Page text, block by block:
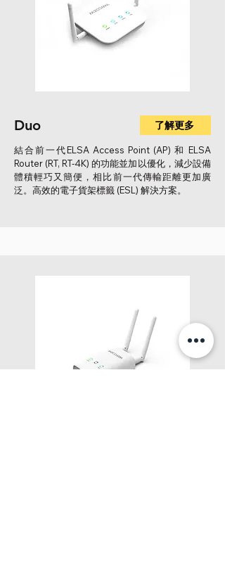
了解更多
Duo
結合前一代ELSA Access Point (AP) 和 ELSA
Router (RT, RT-4K) 的功能並加以優化，減少設備
體積輕巧又簡便，相比前一代傳輸距離更加廣
泛。高效的電子貨架標籤 (ESL) 解決方案。